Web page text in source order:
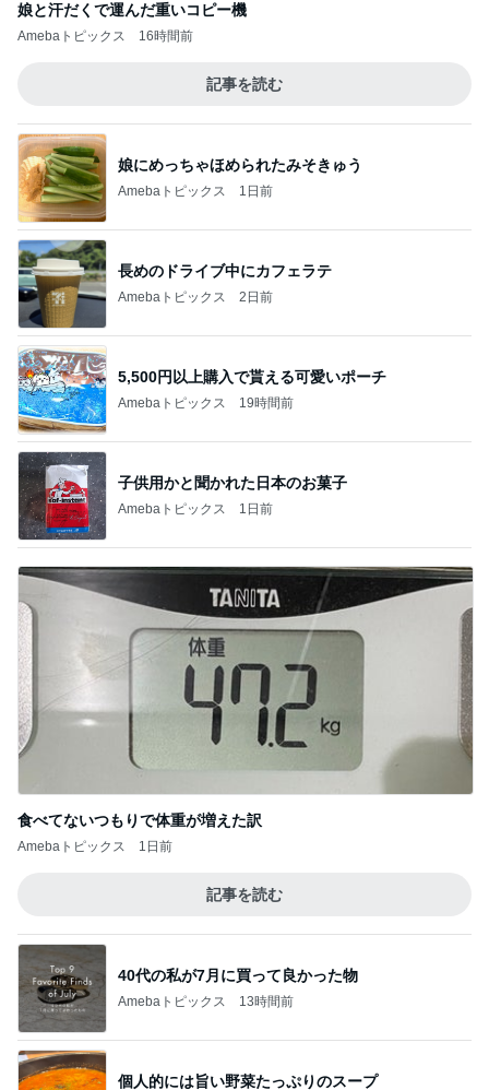
娘と汗だくで運んだ重いコピー機
Amebaトピックス 16時間前
記事を読む
娘にめっちゃほめられたみそきゅう
Amebaトピックス 1日前
長めのドライブ中にカフェラテ
Amebaトピックス 2日前
5,500円以上購入で貰える可愛いポーチ
Amebaトピックス 19時間前
子供用かと聞かれた日本のお菓子
Amebaトピックス 1日前
食べてないつもりで体重が増えた訳
Amebaトピックス 1日前
記事を読む
40代の私が7月に買って良かった物
Amebaトピックス 13時間前
個人的には旨い野菜たっぷりのスープ